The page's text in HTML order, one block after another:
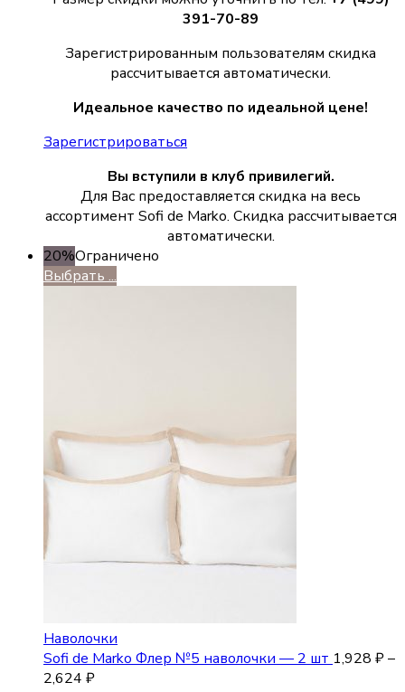
391-70-89
Зарегистрированным пользователям скидка
рассчитывается автоматически.
Идеальное качество по идеальной цене!
Зарегистрироваться
Вы вступили в клуб привилегий.
Для Вас предоставляется скидка на весь
ассортимент Sofi de Marko. Скидка рассчитывается
автоматически.
20%Ограничено
Выбрать ...
Наволочки
Sofi de Marko Флер №5 наволочки — 2 шт 1,928 ₽–
2,624 ₽